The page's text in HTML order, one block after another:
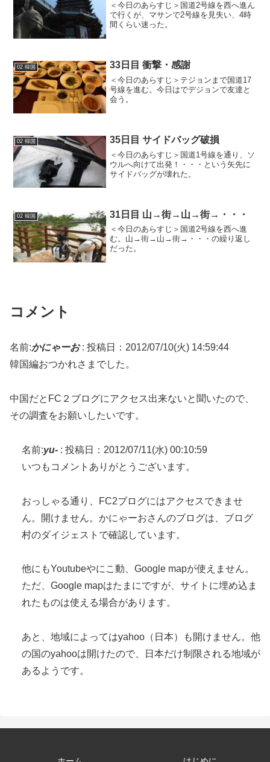
＜今日のあらすじ＞国道2号線を西へ進ん
で行くが、マサンで2号線を見失い、4時
間くらい迷った。
02 韓国 33日目 衝撃・感謝
＜今日のあらすじ＞テジョンまで国道17
号線を進む。今日はでデジョンで友達と
会う。
02 韓国 35日目 サイドバッグ破損
＜今日のあらすじ＞国道1号線を通り、ソ
ウルへ向けて出発！・・・という矢先に
サイドバッグが壊れた。
02 韓国 31日目 山→街→山→街→・・・
＜今日のあらすじ＞国道2号線を西へ進
む。山→街→山→街→・・・の繰り返し
だった。
コメント
名前:かにゃーお: 投稿日：2012/07/10(火) 14:59:44
韓国編おつかれさまでした。
中国だとFC２ブログにアクセス出来ないと聞いたので、
その調査をお願いしたいです。
名前:yu- : 投稿日：2012/07/11(水) 00:10:59
いつもコメントありがとうございます。
おっしゃる通り、FC2ブログにはアクセスできませ
ん。開けません。かにゃーおさんのブログは、ブログ
村のダイジェストで確認しています。
他にもYoutubeやにこ動、Google mapが使えません。
ただ、Google mapはたまにですが、サイトに埋め込ま
れたものは使える場合があります。
あと、地域によってはyahoo（日本）も開けません。他
の国のyahooは開けたので、日本だけ制限される地域が
あるようです。